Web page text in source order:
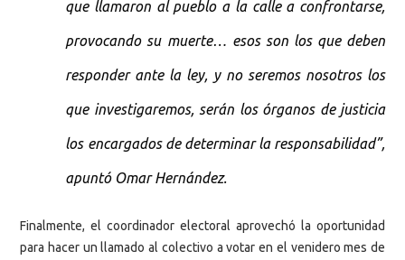
que llamaron al pueblo a la calle a confrontarse,
provocando su muerte… esos son los que deben
responder ante la ley, y no seremos nosotros los
que investigaremos, serán los órganos de justicia
los encargados de determinar la responsabilidad”,
apuntó Omar Hernández.
Finalmente, el coordinador electoral aprovechó la oportunidad
para hacer un llamado al colectivo a votar en el venidero mes de